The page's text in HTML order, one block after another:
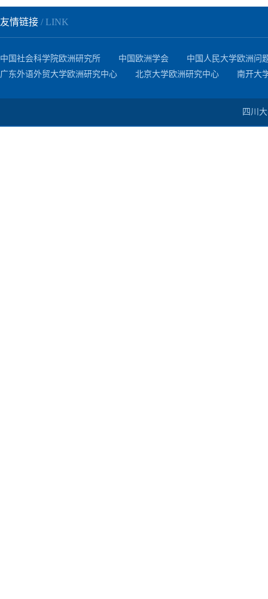
友情链接 / LINK
中国社会科学院欧洲研究所 中国欧洲学会
中国人民大学欧洲问
广东外语外贸大学欧洲研究中心
北京大学欧洲研究中心 南开大
四川